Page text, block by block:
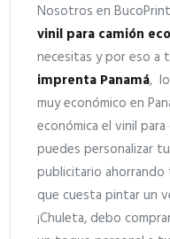
Nosotros en
vinil para camión
necesitas y por eso a
imprenta Panamá,
muy económico en
económica el vinil
puedes personalizar
publicitario
que cuesta pintar un
¡Chuleta, debo